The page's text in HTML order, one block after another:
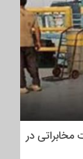
در